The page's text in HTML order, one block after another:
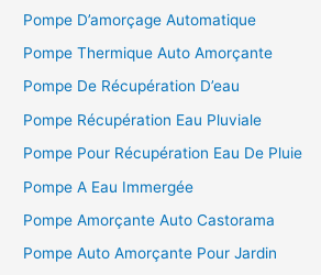
Pompe D’amorçage Automatique
Pompe Thermique Auto Amorçante
Pompe De Récupération D’eau
Pompe Récupération Eau Pluviale
Pompe Pour Récupération Eau De Pluie
Pompe A Eau Immergée
Pompe Amorçante Auto Castorama
Pompe Auto Amorçante Pour Jardin